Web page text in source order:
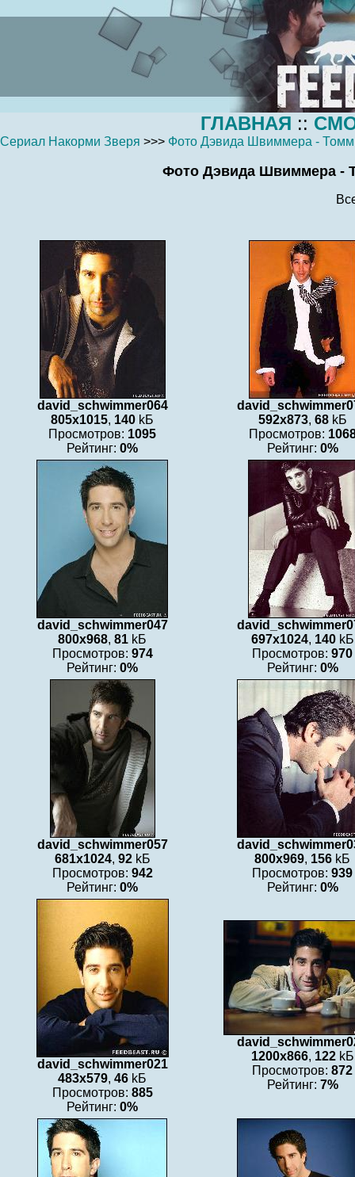
ГЛАВНАЯ ::
Сериал Накорми Зверя >>> Фото Дэвида Швиммера -
Фото Дэвида Швиммера -
david_schwimmer064
805x1015, 140 kБ
Просмотров: 1095
Рейтинг: 0%
592x873, 68kБ
Просмотров:
Рейтинг: 0%
david_schwimmer047
800x968, 81 kБ
Просмотров: 974
Рейтинг: 0%
697x1024, 140kБ
Просмотров: 970
Рейтинг: 0%
david_schwimmer057
681x1024, 92kБ
Просмотров: 942
Рейтинг: 0%
800x969, 156 kБ
Просмотров: 939
Рейтинг: 0%
david_schwimmer021
483x579, 46 kБ
Просмотров: 885
Рейтинг: 0%
1200x866, 122kБ
Просмотров: 872
Рейтинг: 7%